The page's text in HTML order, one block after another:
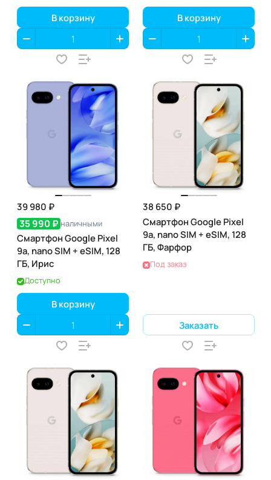
В корзину В корзину
39 980 ₽
35 990 ₽ наличными
Смартфон Google Pixel
9a, nano SIM + eSIM, 128
ГБ, Ирис
Доступно
В корзину
38 650 ₽
Смартфон Google Pixel
9a, nano SIM + eSIM, 128
ГБ, Фарфор
Под заказ
Заказать